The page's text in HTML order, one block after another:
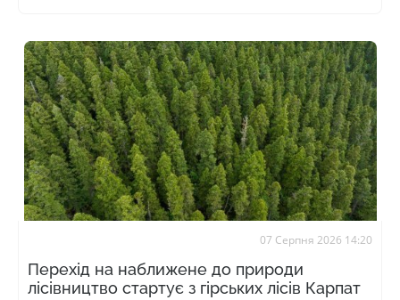
07 Серпня 2026 14:20
Перехід на наближене до природи
лісівництво стартує з гірських лісів Карпат